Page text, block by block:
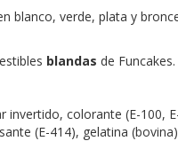
blanco, verde, plata y
blandas de
invertido, colorante (E-100,
(E-414), gelatina